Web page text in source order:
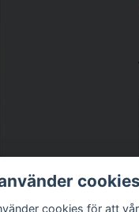
cookies
cookies för att